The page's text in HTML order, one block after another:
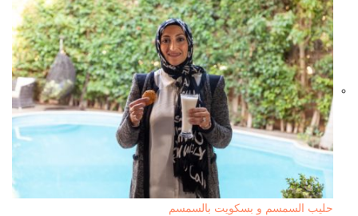
حليب السمسم و بسكويت بالسمسم